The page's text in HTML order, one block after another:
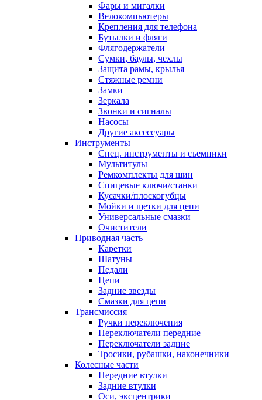
Фары и мигалки
Велокомпьютеры
Крепления для телефона
Бутылки и фляги
Флягодержатели
Сумки, баулы, чехлы
Защита рамы, крылья
Стяжные ремни
Замки
Зеркала
Звонки и сигналы
Насосы
Другие аксессуары
Инструменты
Спец. инструменты и съемники
Мультитулы
Ремкомплекты для шин
Спицевые ключи/станки
Кусачки/плоскогубцы
Мойки и щетки для цепи
Универсальные смазки
Очистители
Приводная часть
Каретки
Шатуны
Педали
Цепи
Задние звезды
Смазки для цепи
Трансмиссия
Ручки переключения
Переключатели передние
Переключатели задние
Тросики, рубашки, наконечники
Колесные части
Передние втулки
Задние втулки
Оси, эксцентрики